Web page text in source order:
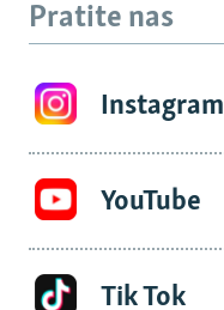
Pratite nas
Instagram
YouTube
Tik Tok